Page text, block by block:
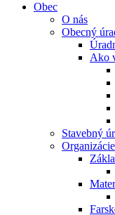
Obec
O nás
Obecný
Ako
Stavebný
Organizácie